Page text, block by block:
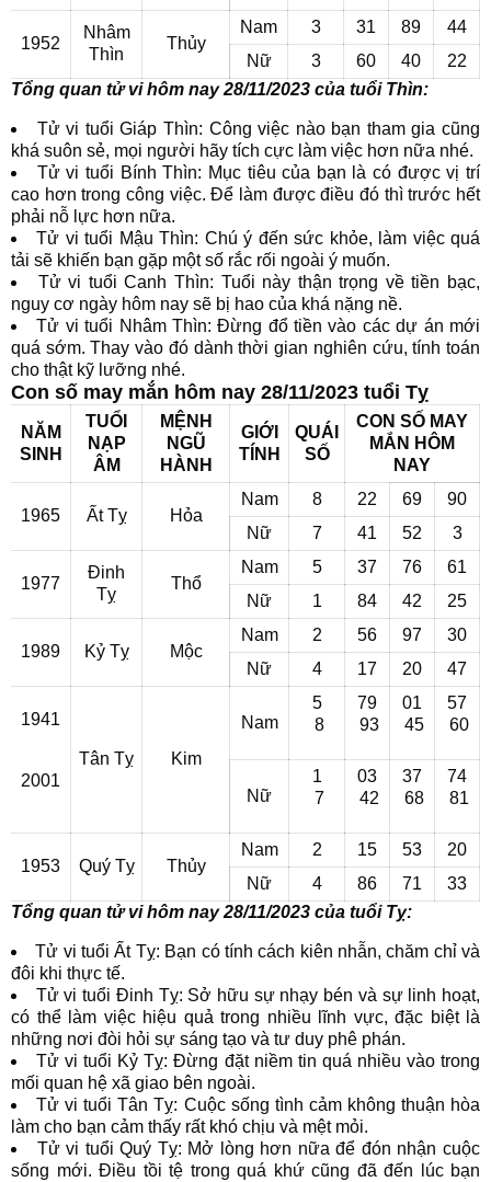
1952
Nhâm
Thìn
Thủy
Nam 3 31 89
44
Nữ
3 60 40
22
Tổng quan tử vi hôm nay 28/11/2023 của tuổi Thìn:
Tử vi tuổi Giáp Thìn: Công việc nào bạn tham gia cũng
khá suôn sẻ, mọi người hãy tích cực làm việc hơn nữa nhé.
Tử vi tuổi Bính Thìn: Mục tiêu của bạn là có được vị trí
cao hơn trong công việc. Để làm được điều đó thì trước hết
phải nỗ lực hơn nữa.
Tử vi tuổi Mậu Thìn: Chú ý đến sức khỏe, làm việc quá
tải sẽ khiến bạn gặp một số rắc rối ngoài ý muốn.
Tử vi tuổi Canh Thìn: Tuổi này thận trọng về tiền bạc,
nguy cơ ngày hôm nay sẽ bị hao của khá nặng nề.
Tử vi tuổi Nhâm Thìn: Đừng đổ tiền vào các dự án mới
quá sớm. Thay vào đó dành thời gian nghiên cứu, tính toán
cho thật kỹ lưỡng nhé.
Con số may mắn hôm nay 28/11/2023 tuổi Tỵ
NĂM
SINH
TUỔI
NẠP
ÂM
MỆNH
NGŨ
HÀNH
GIỚI
TÍNH
QUÁI
SỐ
CON SỐ MAY
MẮN HÔM
NAY
1965 Ất Tỵ Hỏa
Nam 8 22 69
90
Nữ
7 41 52 3
1977
Đinh
Tỵ
Thổ
Nam 5 37 76
61
Nữ
1 84 42 25
1989 Kỷ Tỵ Mộc
Nam 2 56 97
30
Nữ
4 17 20 47
1941
2001
Tân Tỵ Kim
Nam
5
8
79
93
01
45
57
60
Nữ
1
7
03
42
37
68
74
81
1953 Quý Tỵ Thủy
Nam 2 15 53
20
Nữ
4 86 71
33
Tổng quan tử vi hôm nay 28/11/2023 của tuổi Tỵ:
Tử vi tuổi Ất Tỵ: Bạn có tính cách kiên nhẫn, chăm chỉ và
đôi khi thực tế.
Tử vi tuổi Đinh Tỵ: Sở hữu sự nhạy bén và sự linh hoạt,
có thể làm việc hiệu quả trong nhiều lĩnh vực, đặc biệt là
những nơi đòi hỏi sự sáng tạo và tư duy phê phán.
Tử vi tuổi Kỷ Tỵ: Đừng đặt niềm tin quá nhiều vào trong
mối quan hệ xã giao bên ngoài.
Tử vi tuổi Tân Tỵ: Cuộc sống tình cảm không thuận hòa
làm cho bạn cảm thấy rất khó chịu và mệt mỏi.
Tử vi tuổi Quý Tỵ: Mở lòng hơn nữa để đón nhận cuộc
sống mới. Điều tồi tệ trong quá khứ cũng đã đến lúc bạn